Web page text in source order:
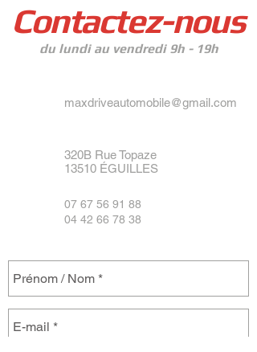
Contactez-nous
du lundi au vendredi 9h - 19h
maxdriveautomobile@gmail.com
320B Rue Topaze
13510 ÉGUILLES
07 67 56 91 88
04 42 66 78 38